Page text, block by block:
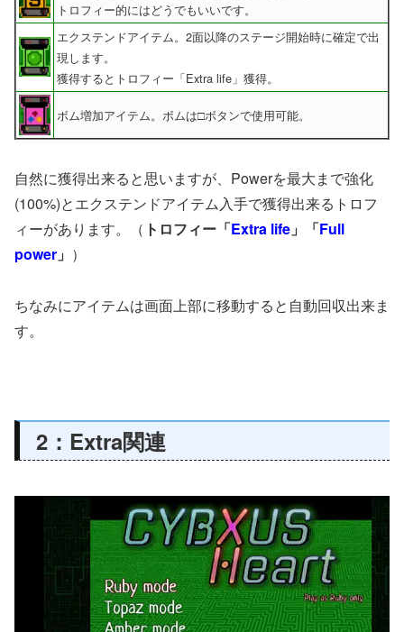
トロフィー的にはどうでもいいです。
エクステンドアイテム。2面以降のステージ開始時に確定で出
現します。
獲得するとトロフィー「Extra life」獲得。
ボム増加アイテム。ボムは□ボタンで使用可能。
自然に獲得出来ると思いますが、Powerを最大まで強化
(100%)とエクステンドアイテム入手で獲得出来るトロフ
ィーがあります。（ トロフィー「Extra life 」「Full
power 」 ）
ちなみにアイテムは画面上部に移動すると自動回収出来ま
す。
2：Extra関連